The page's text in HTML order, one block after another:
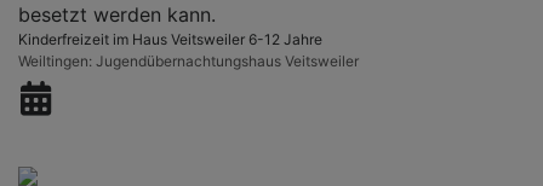
besetzt werden kann.
Kinderfreizeit im Haus Veitsweiler 6-12 Jahre
Weiltingen Jugendübernachtungshaus Veitsweiler